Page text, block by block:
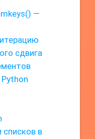
—
сдвига
списков в